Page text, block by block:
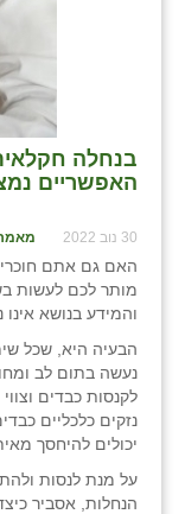
בנחלה
האפשריים
30 נוב 2022
האם גם אתם
מותר לכם לעשות
והמידע בנושא אינו
הבעיה היא, שכל
נעשה בתום לב
לקנסות כבדים
נזקים כלכליים
יכולים להיחסך
על מנת לנסות
הנחלות, אסביר